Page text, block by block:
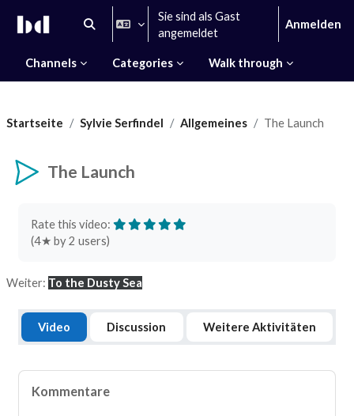
Channels Categories Walk through
Sucheingabe umschalten
Sie sind als Gast
angemeldet
Anmelden
Startseite Sylvie Serfindel Allgemeines The Launch
The Launch
Rate this video:
(4★ by2 users)
Weiter: To the Dusty Sea
Video Discussion Weitere Aktivitäten
Blöcke
Kommentare überspringen
Kommentare